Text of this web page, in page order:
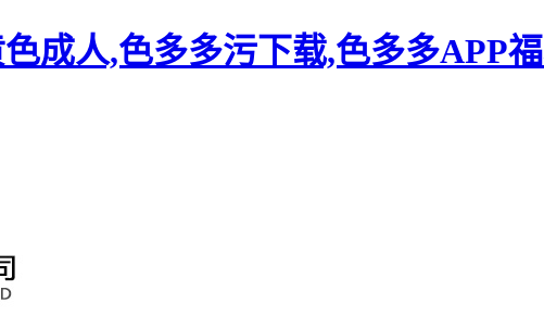
成人,色多多污下载,色多多APP